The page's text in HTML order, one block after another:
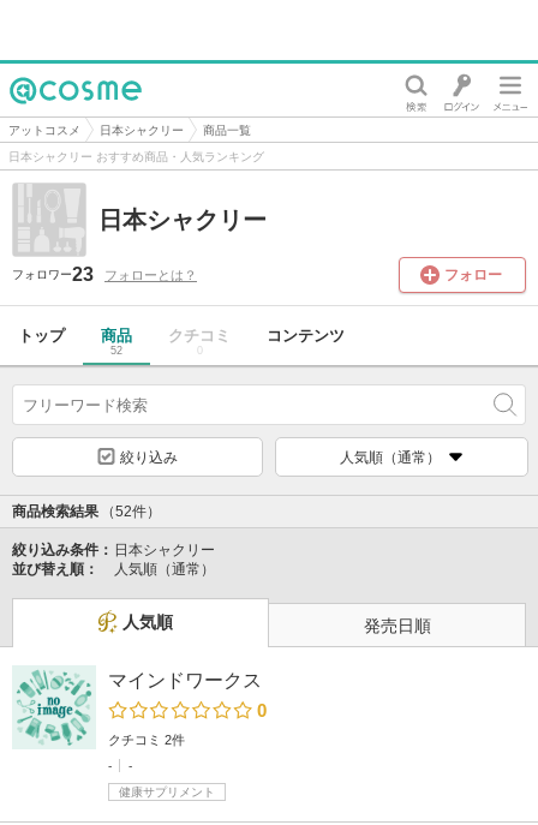
@cosme
アットコスメ 日本シャクリー
商品一覧
日本シャクリー おすすめ商品・人気ランキング
日本シャクリー
フォロワー23 フォローとは？ フォロー
トップ 商品
52
クチコミ
0
コンテンツ
絞り込み 人気順（通常）
商品検索結果 （52件）
絞り込み条件： 日本シャクリー
並び替え順：
人気順（通常）
人気順 発売日順
マインドワークス
0
クチコミ 2件
-
-
健康サプリメント